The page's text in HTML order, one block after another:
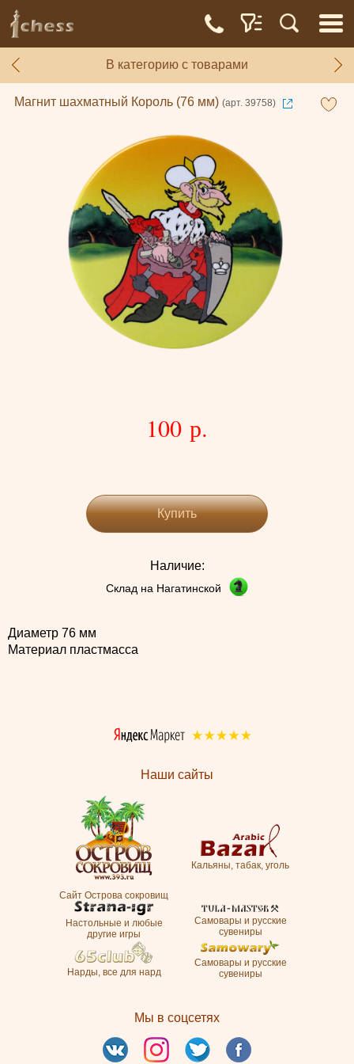
В категорию с товарами
Магнит шахматный Король (76 мм) (арт. 39758)
100 р.
Купить
Наличие:
Склад на Нагатинской
Диаметр 76 мм
Материал пластмасса
Наши сайты
Сайт Острова сокровищ
Кальяны, табак, уголь
Настольные и любые
другие игры
Самовары и русские
сувениры
Нарды, все для нард
Самовары и русские
сувениры
Мы в соцсетях